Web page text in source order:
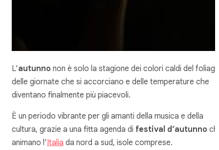
L’autunno non è solo la stagione dei colori caldi del
delle giornate che si accorciano e delle temperature che
diventano finalmente più piacevoli.
È un periodo vibrante per gli amanti della musica e della
cultura, grazie a una fitta agenda di festival d’autunno
animano l’Italia da nord a sud, isole comprese.